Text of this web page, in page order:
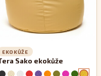
EKOKŮŽE
Sako ekokůže